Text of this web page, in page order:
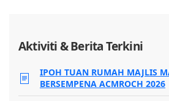
Aktiviti & Berita Terkini
IPOH TUAN RUMAH MAJLIS
BERSEMPENA ACMROCH 2026